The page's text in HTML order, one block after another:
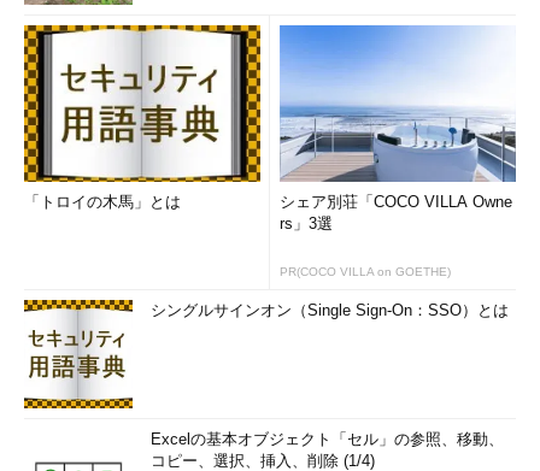
「トロイの木馬」とは
シェア別荘「COCO VILLA Owne
rs」3選
PR(COCO VILLA on GOETHE)
シングルサインオン（Single Sign-On：SSO）とは
Excelの基本オブジェクト「セル」の参照、移動、
コピー、選択、挿入、削除 (1/4)